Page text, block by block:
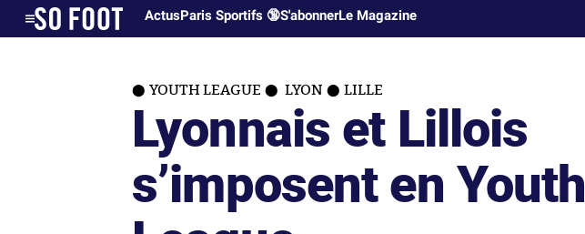
ActusParis Sportifs 🔞S'abonnerLe Magazine
YOUTH LEAGUE LYON LILLE
Lyonnais et Lillois
s’imposent en Youth